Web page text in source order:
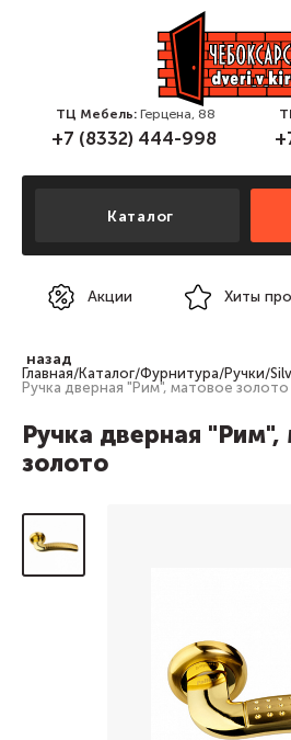
ТЦ Мебель: Герцена, 88
+7 (8332) 444-998
Каталог
Акции Хиты
назад
Главная/Каталог/Фурнитура/Ручки/
Ручка дверная "Рим", матовое золото
Ручка дверная "Рим",
золото